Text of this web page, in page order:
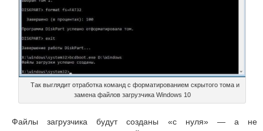
Так выглядит отработка команд с форматированием скрытого тома и
замена файлов загрузчика Windows 10
Файлы загрузчика будут созданы «с нуля» — а не